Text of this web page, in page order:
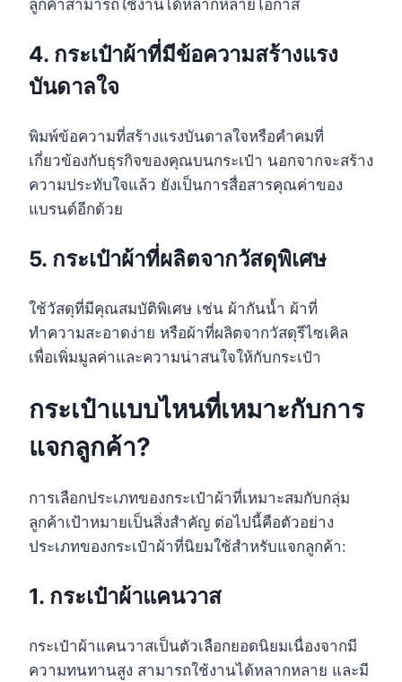
ลูกค้าสามารถใช้งานได้หลากหลายโอกาส
4. กระเป๋าผ้าที่มีข้อความสร้างแรง
บันดาลใจ
พิมพ์ข้อความที่สร้างแรงบันดาลใจหรือคำคมที่
เกี่ยวข้องกับธุรกิจของคุณบนกระเป๋า นอกจากจะสร้าง
ความประทับใจแล้ว ยังเป็นการสื่อสารคุณค่าของ
แบรนด์อีกด้วย
5. กระเป๋าผ้าที่ผลิตจากวัสดุพิเศษ
ใช้วัสดุที่มีคุณสมบัติพิเศษ เช่น ผ้ากันน้ำ ผ้าที่
ทำความสะอาดง่าย หรือผ้าที่ผลิตจากวัสดุรีไซเคิล
เพื่อเพิ่มมูลค่าและความน่าสนใจให้กับกระเป๋า
กระเป๋าแบบไหนที่เหมาะกับการ
แจกลูกค้า?
การเลือกประเภทของกระเป๋าผ้าที่เหมาะสมกับกลุ่ม
ลูกค้าเป้าหมายเป็นสิ่งสำคัญ ต่อไปนี้คือตัวอย่าง
ประเภทของกระเป๋าผ้าที่นิยมใช้สำหรับแจกลูกค้า:
1. กระเป๋าผ้าแคนวาส
กระเป๋าผ้าแคนวาสเป็นตัวเลือกยอดนิยมเนื่องจากมี
ความทนทานสูง สามารถใช้งานได้หลากหลาย และมี